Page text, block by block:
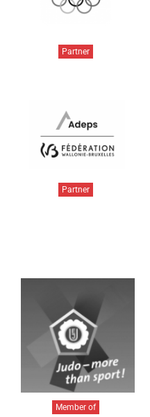
Partner
Partner
Member of